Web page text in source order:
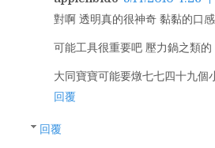
對啊 透明真的很神奇 黏黏的口
可能工具很重要吧 壓力鍋之類的
大同寶寶可能要燉七七四十九個
回覆
回覆